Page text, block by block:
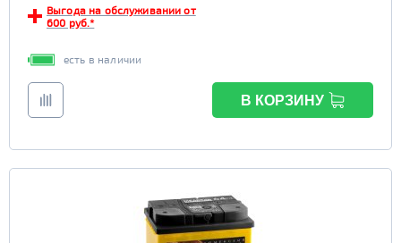
Выгода на обслуживании от
600 руб.*
есть в наличии
В КОРЗИНУ